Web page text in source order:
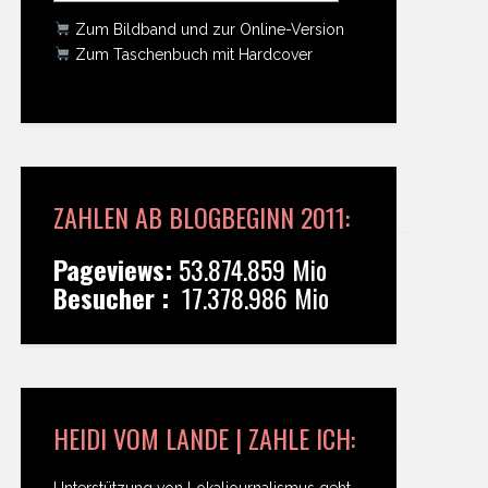
Zum Bildband und zur Online-Version
Zum Taschenbuch mit Hardcover
ZAHLEN AB BLOGBEGINN 2011:
Pageviews: 53.874.859 Mio
Besucher : 17.378.986 Mio
HEIDI VOM LANDE | ZAHLE ICH: